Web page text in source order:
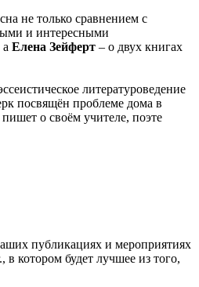
не только сравнением с
и интересными
Елена Зейферт – о двух книгах
литературоведение
посвящён проблеме дома в
о своём учителе, поэте
публикациях и мероприятиях
котором будет лучшее из того,